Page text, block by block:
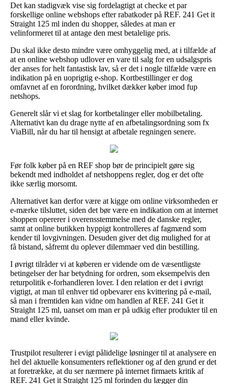
Det kan stadigvæk vise sig fordelagtigt at checke et par
forskellige online webshops efter rabatkoder på REF. 241 Get it
Straight 125 ml inden du shopper, således at man er
velinformeret til at antage den mest betalelige pris.
Du skal ikke desto mindre være omhyggelig med, at i tilfælde af
at en online webshop udlover en vare til salg for en udsalgspris
der anses for helt fantastisk lav, så er det i nogle tilfælde være en
indikation på en uoprigtig e-shop. Kortbestillinger er dog
omfavnet af en forordning, hvilket dækker køber imod fup
netshops.
Generelt slår vi et slag for kortbetalinger eller mobilbetaling.
Alternativt kan du drage nytte af en afbetalingsordning som fx
ViaBill, når du har til hensigt at afbetale regningen senere.
Før folk køber på en REF shop bør de principielt gøre sig
bekendt med indholdet af netshoppens regler, dog er det ofte
ikke særlig morsomt.
Alternativet kan derfor være at kigge om online virksomheden er
e-mærke tilsluttet, siden det bør være en indikation om at internet
shoppen opererer i overensstemmelse med de danske regler,
samt at online butikken hyppigt kontrolleres af fagmænd som
kender til lovgivningen. Desuden giver det dig mulighed for at
få bistand, såfremt du oplever dilemmaer ved din bestilling.
I øvrigt tilråder vi at køberen er vidende om de væsentligste
betingelser der har betydning for ordren, som eksempelvis den
returpolitik e-forhandleren lover. I den relation er det i øvrigt
vigtigt, at man til enhver tid opbevarer ens kvittering på e-mail,
så man i fremtiden kan vidne om handlen af REF. 241 Get it
Straight 125 ml, uanset om man er på udkig efter produkter til en
mand eller kvinde.
Trustpilot resulterer i evigt pålidelige løsninger til at analysere en
hel del aktuelle konsumenters reflektioner og af den grund er det
at foretrække, at du ser nærmere på internet firmaets kritik af
REF. 241 Get it Straight 125 ml forinden du lægger din